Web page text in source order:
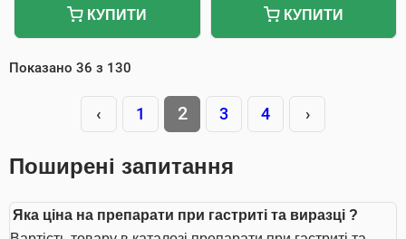
КУПИТИ КУПИТИ
Показано 36 з 130
‹ 1 2 3 4 ›
Поширені запитання
Яка ціна на препарати при гастриті та виразці ?